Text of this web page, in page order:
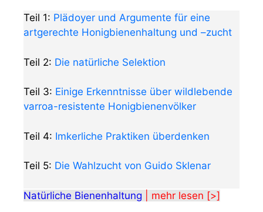
Teil 1: Plädoyer und Argumente für eine
artgerechte Honigbienenhaltung und –zucht
Teil 2: Die natürliche Selektion
Teil 3: Einige Erkenntnisse über wildlebende
varroa-resistente Honigbienenvölker
Teil 4: Imkerliche Praktiken überdenken
Teil 5: Die Wahlzucht von Guido Sklenar
Natürliche Bienenhaltung | mehr lesen [>]